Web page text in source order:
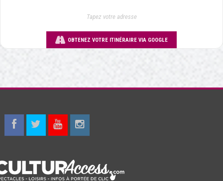
OBTENEZ VOTRE ITINÉRAIRE VIA GOOGLE